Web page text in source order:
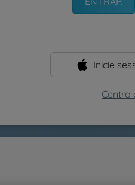
Inicie
Centro